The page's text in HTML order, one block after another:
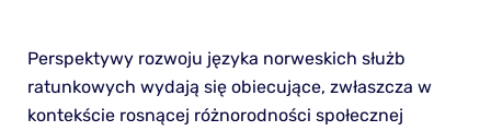
Perspektywy rozwoju języka norweskich służb
ratunkowych wydają się obiecujące, zwłaszcza w
kontekście rosnącej różnorodności społecznej